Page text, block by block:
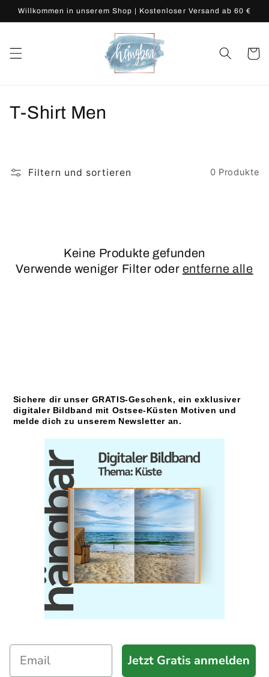
zum
Inhalt
Willkommen in unserem Shop | Kostenloser Versand ab 60 €
K
e
T-Shirt Men
Filtern und sortieren 0 Produkte
Keine Produkte gefunden
Verwende weniger Filter oder entferne alle
Sichere dir unser GRATIS-Geschenk, ein exklusiver
digitaler Bildband mit Ostsee-Küsten Motiven und
melde dich zu unserem Newsletter an.
Jetzt Gratis anmelden